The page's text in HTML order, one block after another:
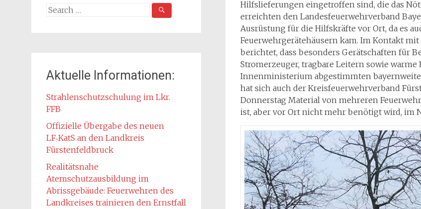
Hilfslieferungen eingetroffen sind, die das
erreichten den Landesfeuerwehrverband
Ausrüstung für die Hilfskräfte vor Ort, da es
Feuerwehrgerätehäusern kam. Im Kontakt
berichtet, dass besonders Gerätschaften für
Stromerzeuger, tragbare Leitern sowie
Innenministerium abgestimmten
hat sich auch der Kreisfeuerwehrverband
Donnerstag Material von mehreren
ist, aber vor Ort nicht mehr benötigt wird, im
Search
Aktuelle Informationen:
Strahlenschutzschulung im Lkr.
FFB
Offizielle Übergabe des neuen
LF‑KatS an den Landkreis
Fürstenfeldbruck
Realitätsnahe
Atemschutzausbildung im
Abrissgebäude: Feuerwehren des
Landkreises trainieren den Ernstfall